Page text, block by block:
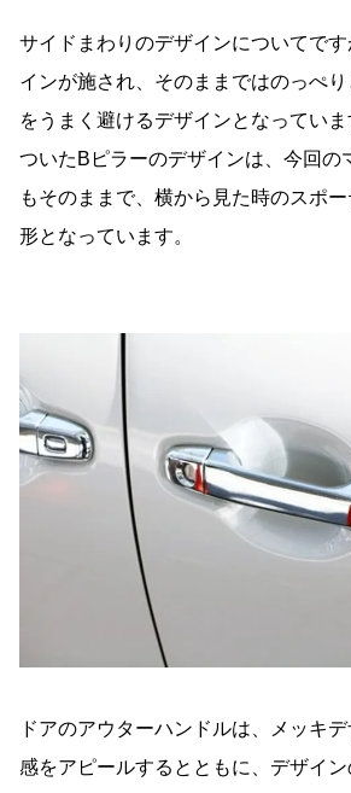
サイドまわりのデザインについてで
インが施され、そのままではのっぺ
をうまく避けるデザインとなってい
ついたBピラーのデザインは、今回の
もそのままで、横から見た時のスポ
形となっています。
ドアのアウターハンドルは、メッキ
感をアピールするとともに、デザイ